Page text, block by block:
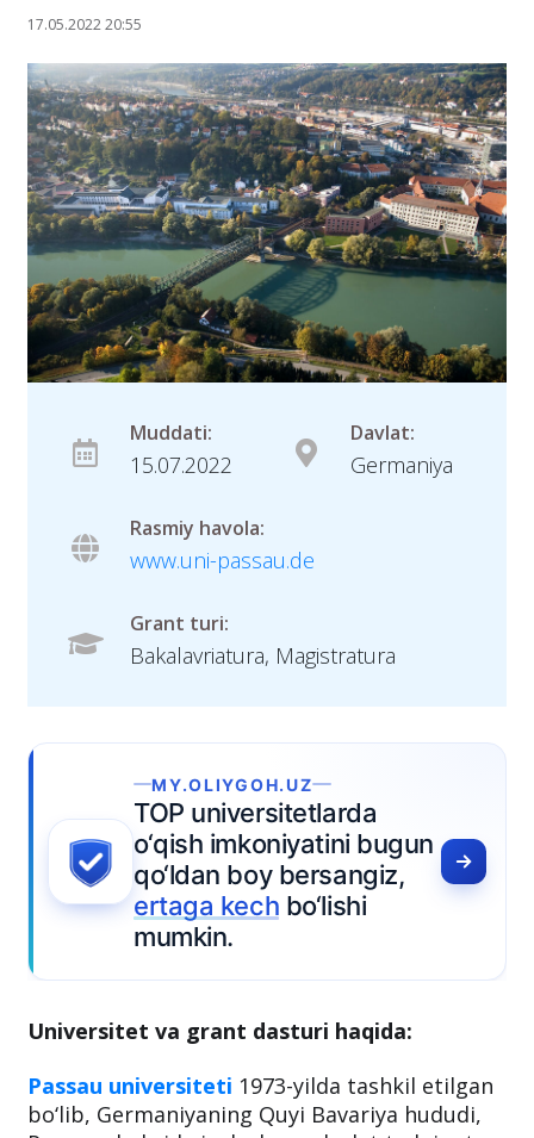
17.05.2022 20:55
Muddati:
15.07.2022
Davlat:
Germaniya
Rasmiy havola:
www.uni-passau.de
Grant turi:
Bakalavriatura, Magistratura
Universitet va grant dasturi haqida: